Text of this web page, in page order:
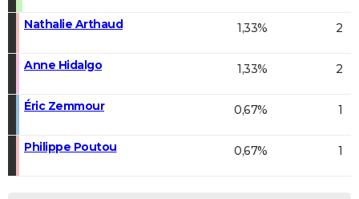
Nathalie Arthaud 1,33% 2
Anne Hidalgo 1,33% 2
Éric Zemmour 0,67% 1
Philippe Poutou 0,67% 1